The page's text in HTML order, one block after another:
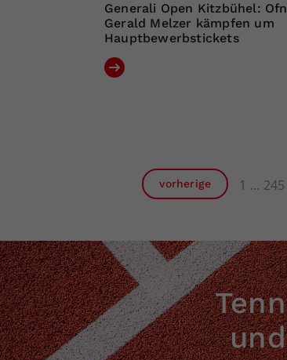
Generali Open Kitzbühel:
Gerald Melzer kämpfen um
Hauptbewerbstickets
vorherige 1 245